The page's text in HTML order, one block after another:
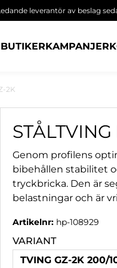
leverantör av beslag
BUTIKERKAMPANJER
2K
Genom profilens
bibehållen stabilitet
tryckbricka. Den är
belastningar och är
Artikelnr: hp-108929
VARIANT
TVING GZ-2K 200/